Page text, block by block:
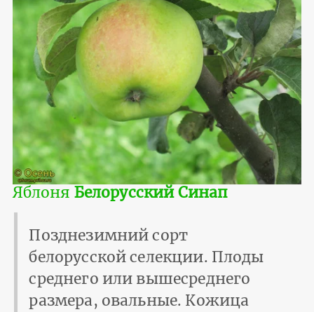
Яблоня Белорусский Синап
Позднезимний сорт
белорусской селекции. Плоды
среднего или вышесреднего
размера, овальные. Кожица